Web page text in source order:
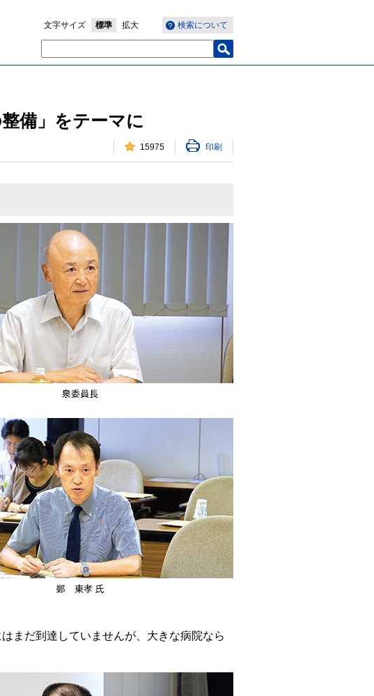
検索について
文字サイズ 標準 拡大
備」をテーマに
15975 印刷
まだ到達していませんが、大きな病院なら